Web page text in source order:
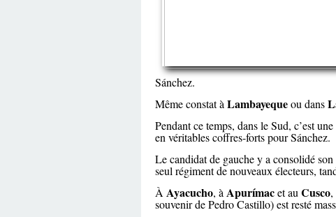
Sánchez.
Même constat àLambayequeou dans
Pendant ce temps, dans le Sud, c’est
en véritables coffres-forts pour Sánchez.
Le candidat de gauche y a consolidé
seul régiment de nouveaux électeurs,
ÀAyacucho, àApurímacet auCusco,
souvenir de Pedro Castillo) est resté